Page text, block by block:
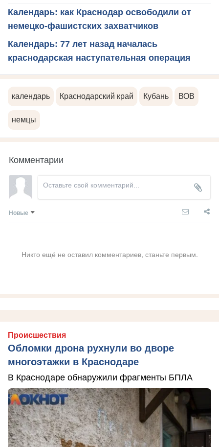
Календарь: как Краснодар освободили от
немецко-фашистских захватчиков
Календарь: 77 лет назад началась
краснодарская наступательная операция
календарь Краснодарский край Кубань ВОВ
немцы
Комментарии
Новые
Никто ещё не оставил комментариев, станьте первым.
Происшествия
Обломки дрона рухнули во дворе
многоэтажки в Краснодаре
В Краснодаре обнаружили фрагменты БПЛА